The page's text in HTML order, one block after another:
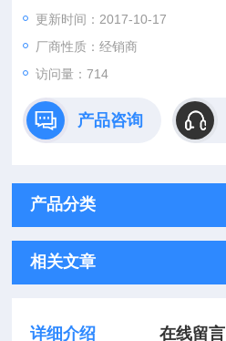
更新时间：2017-10-17
厂商性质：经销商
访问量：714
产品咨询
产品分类
相关文章
详细介绍 在线留言